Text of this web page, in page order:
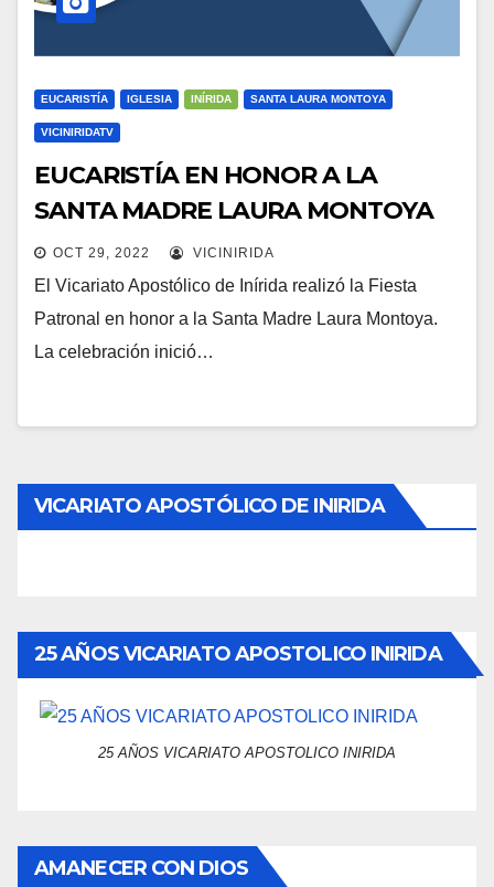
EUCARISTÍA IGLESIA INÍRIDA SANTA LAURA MONTOYA
VICINIRIDATV
EUCARISTÍA EN HONOR A LA
SANTA MADRE LAURA MONTOYA
OCT 29, 2022 VICINIRIDA
El Vicariato Apostólico de Inírida realizó la Fiesta
Patronal en honor a la Santa Madre Laura Montoya.
La celebración inició…
VICARIATO APOSTÓLICO DE INIRIDA
25 AÑOS VICARIATO APOSTOLICO INIRIDA
25 AÑOS VICARIATO APOSTOLICO INIRIDA
AMANECER CON DIOS